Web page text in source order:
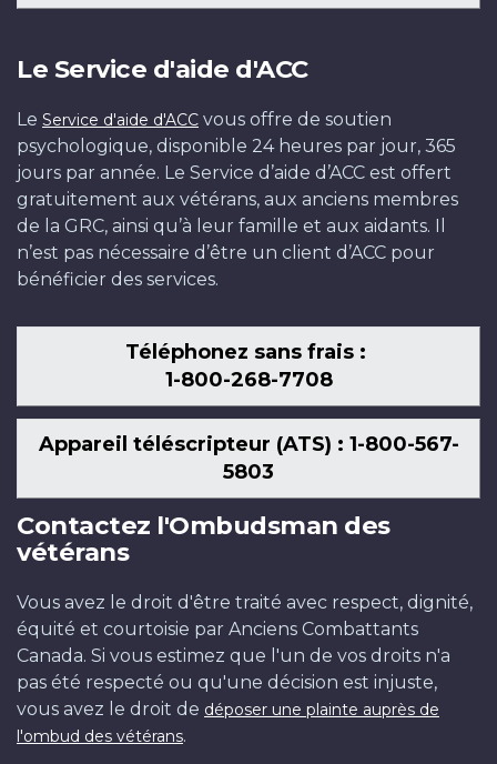
Le Service d'aide d'ACC
Le Service d'aide d'ACC vous offre de soutien
psychologique, disponible 24 heures par jour, 365
jours par année. Le Service d’aide d’ACC est offert
gratuitement aux vétérans, aux anciens membres
de la GRC, ainsi qu’à leur famille et aux aidants. Il
n’est pas nécessaire d’être un client d’ACC pour
bénéficier des services.
Téléphonez sans frais :
1-800-268-7708
Appareil téléscripteur (ATS) : 1-800-567-
5803
Contactez l'Ombudsman des
vétérans
Vous avez le droit d'être traité avec respect, dignité,
équité et courtoisie par Anciens Combattants
Canada. Si vous estimez que l'un de vos droits n'a
pas été respecté ou qu'une décision est injuste,
vous avez le droit de déposer une plainte auprès de
l'ombud des vétérans.